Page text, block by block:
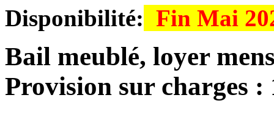
Disponibilité: Fin Mai
Bail meublé, loyer
Provision sur charges :